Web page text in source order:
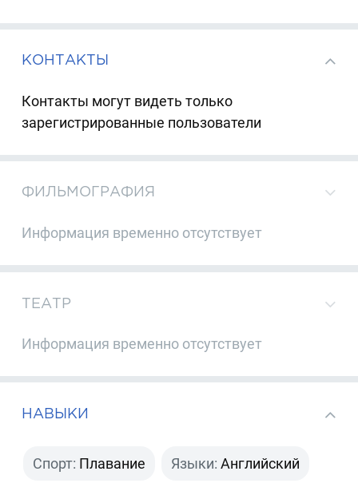
КОНТАКТЫ
Контакты могут видеть только
зарегистрированные пользователи
ФИЛЬМОГРАФИЯ
Информация временно отсутствует
ТЕАТР
Информация временно отсутствует
НАВЫКИ
Спорт: Плавание Языки: Английский